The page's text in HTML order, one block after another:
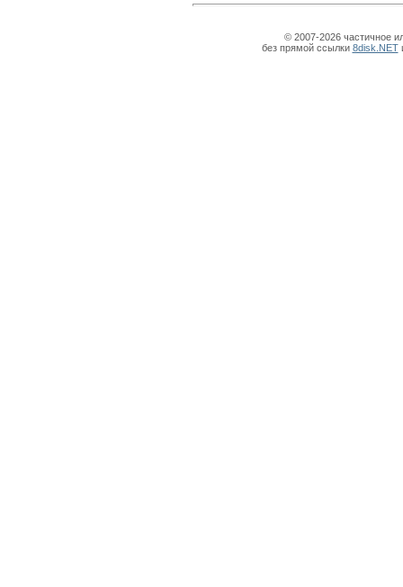
© 2007-2026 частичное
без прямой ссылки 8disk.NET